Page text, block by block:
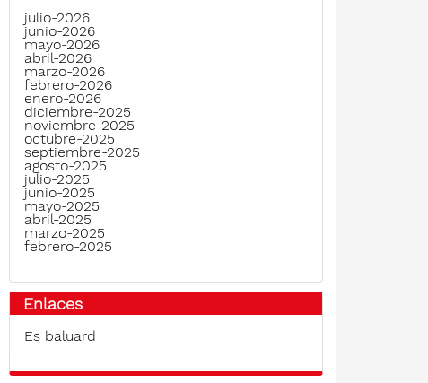
julio-2026
junio-2026
mayo-2026
abril-2026
marzo-2026
febrero-2026
enero-2026
diciembre-2025
noviembre-2025
octubre-2025
septiembre-2025
agosto-2025
julio-2025
junio-2025
mayo-2025
abril-2025
marzo-2025
febrero-2025
Enlaces
Es baluard